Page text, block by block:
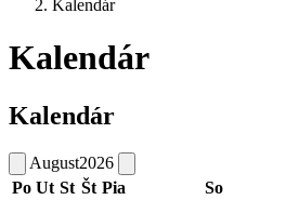
Kalendár
Kalendár
Kalendár
August2026
Po Ut St Št Pia So